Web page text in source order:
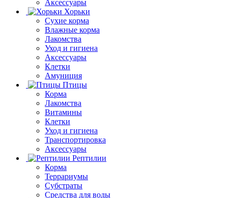
Аксессуары
Хорьки
Сухие корма
Влажные корма
Лакомства
Уход и гигиена
Аксессуары
Клетки
Амуниция
Птицы
Корма
Лакомства
Витамины
Клетки
Уход и гигиена
Транспортировка
Аксессуары
Рептилии
Корма
Террариумы
Субстраты
Средства для воды